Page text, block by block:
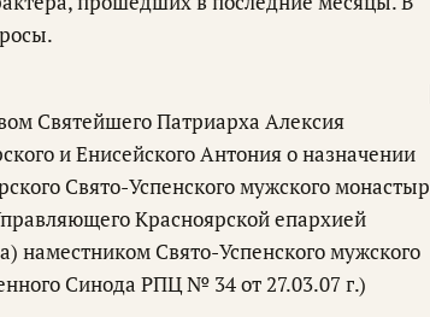
Святейшего Патриарха Алексия
и Енисейского Антония о назначении
Свято-Успенского мужского
Красноярской епархией
наместником Свято-Успенского мужского
Синода РПЦ № 34 от 27.03.07 г.)